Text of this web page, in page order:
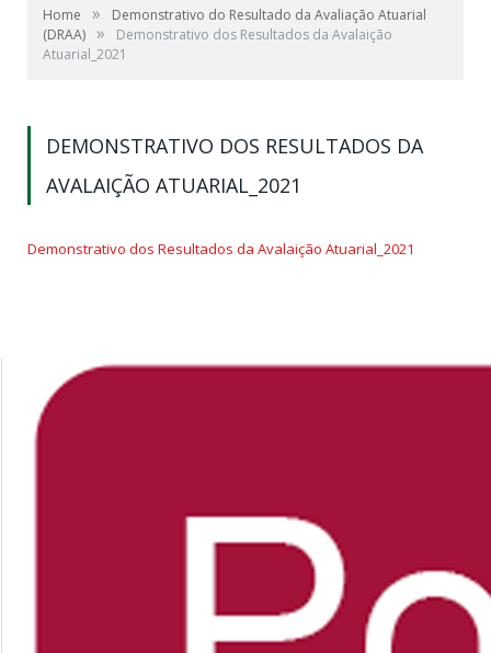
Home »
Demonstrativo do Resultado da Avaliação Atuarial
(DRAA) »
Demonstrativo dos Resultados da Avalaição
Atuarial_2021
DEMONSTRATIVO DOS RESULTADOS DA
AVALAIÇÃO ATUARIAL_2021
Demonstrativo dos Resultados da Avalaição Atuarial_2021